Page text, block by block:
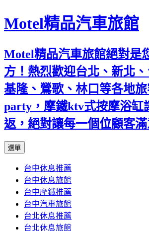
Motel精品汽車旅館
Motel精品汽車旅館絕對是
方！熱烈歡迎台北、新北、
基隆、鶯歌、林口等各地
party，摩鐵ktv式按摩浴缸
返，絕對讓每一個位顧客滿
選單
內
容
台中休息推薦
台中休息旅館
台中摩鐵推薦
台中汽車旅館
台北休息推薦
台北休息旅館